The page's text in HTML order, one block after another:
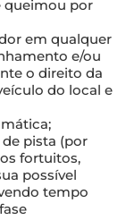
queimou por
em qualquer
e/ou
o direito da
do local e
pista (por
fortuitos,
possível
tempo